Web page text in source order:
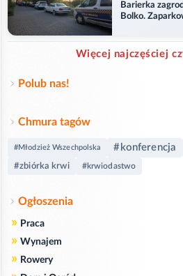
Barierka
Bolko.
Więcej najczęściej
Polub nas!
Chmura tagów
#Młodzież Wszechpolska #konferencja
#zbiórka krwi #krwiodastwo
Ogłoszenia
» Praca
» Wynajem
» Rowery